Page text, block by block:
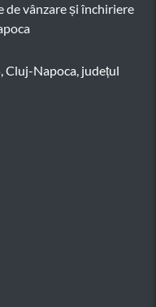
de vânzare și închiriere
Cluj-Napoca, județul